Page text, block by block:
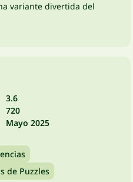
variante divertida del
3.6
720
Mayo 2025
de Puzzles